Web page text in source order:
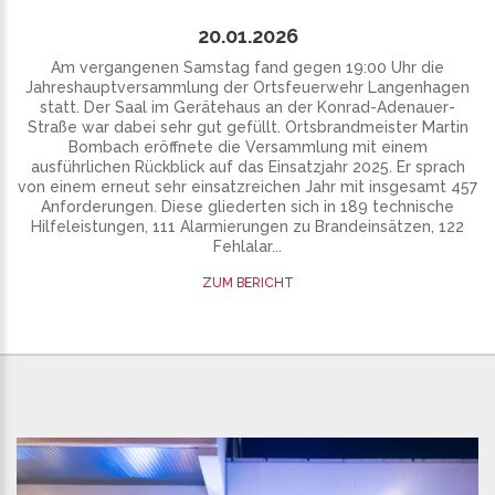
20.01.2026
Am vergangenen Samstag fand gegen 19:00 Uhr die
Jahreshauptversammlung der Ortsfeuerwehr Langenhagen
statt. Der Saal im Gerätehaus an der Konrad-Adenauer-
Straße war dabei sehr gut gefüllt. Ortsbrandmeister Martin
Bombach eröffnete die Versammlung mit einem
ausführlichen Rückblick auf das Einsatzjahr 2025. Er sprach
von einem erneut sehr einsatzreichen Jahr mit insgesamt 457
Anforderungen. Diese gliederten sich in 189 technische
Hilfeleistungen, 111 Alarmierungen zu Brandeinsätzen, 122
Fehlalar...
ZUM BERICHT